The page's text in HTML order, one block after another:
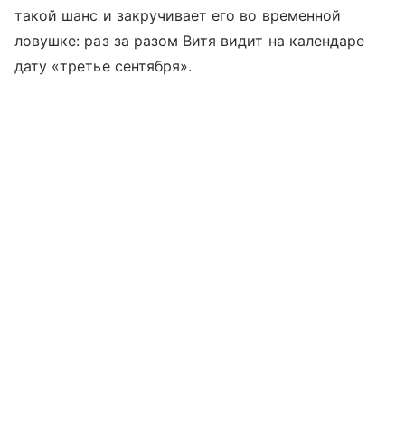
такой шанс и закручивает его во временной
ловушке: раз за разом Витя видит на календаре
дату «третье сентября».